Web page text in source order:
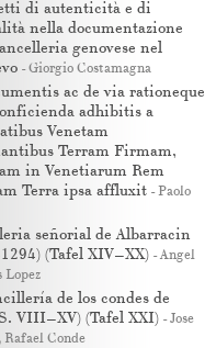
di autenticità e di
nella documentazione
genovese nel
-Giorgio Costamagna
ac de via rationeque
adhibitis a
Venetam
Terram Firmam,
in Venetiarum Rem
Terra ipsa affluxit -Paolo
señorial de Albarracin
(Tafel XIV–XX) -Angel
Lopez
de los condes de
VIII–XV) (Tafel XXI) -Jose
Rafael Conde